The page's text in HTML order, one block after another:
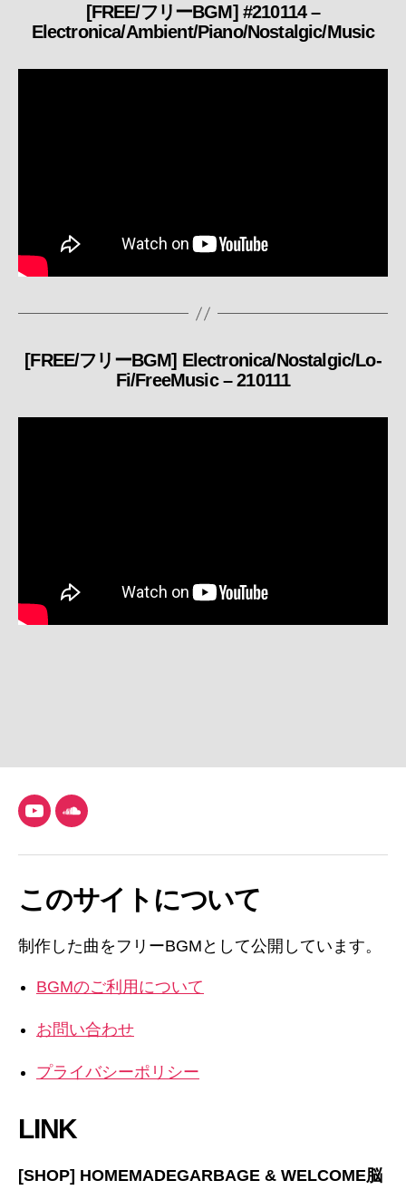
カ
テ
リ
[FREE/フリーBGM] #210114 –
Electronica/Ambient/Piano/Nostalgic/Music
カ
テ
リ
[FREE/フリーBGM] Electronica/Nostalgic/Lo-
Fi/FreeMusic – 210111
YouTubeSoundCloud
このサイトについて
制作した曲をフリーBGMとして公開しています。
BGMのご利用について
お問い合わせ
プライバシーポリシー
LINK
[SHOP] HOMEMADEGARBAGE & WELCOME脳